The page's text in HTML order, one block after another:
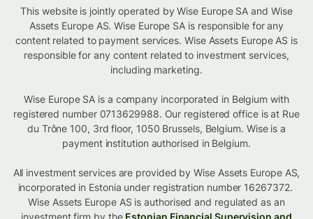
This website is jointly operated by Wise Europe SA and Wise
Assets Europe AS. Wise Europe SA is responsible for any
content related to payment services. Wise Assets Europe AS is
responsible for any content related to investment services,
including marketing.
Wise Europe SA is a company incorporated in Belgium with
registered number 0713629988. Our registered office is at Rue
du Trône 100, 3rd floor, 1050 Brussels, Belgium. Wise is a
payment institution authorised in Belgium.
All investment services are provided by Wise Assets Europe AS,
incorporated in Estonia under registration number 16267372.
Wise Assets Europe AS is authorised and regulated as an
investment firm by the Estonian Financial Supervision and